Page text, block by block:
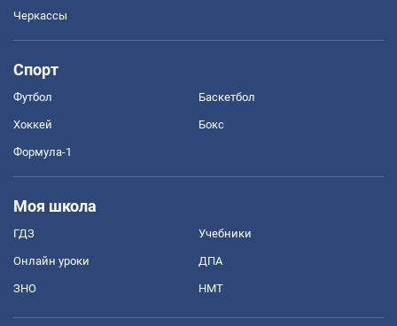
Черкассы
Спорт
Футбол Баскетбол
Хоккей Бокс
Формула-1
Моя школа
ГДЗ Учебники
Онлайн уроки ДПА
ЗНО НМТ